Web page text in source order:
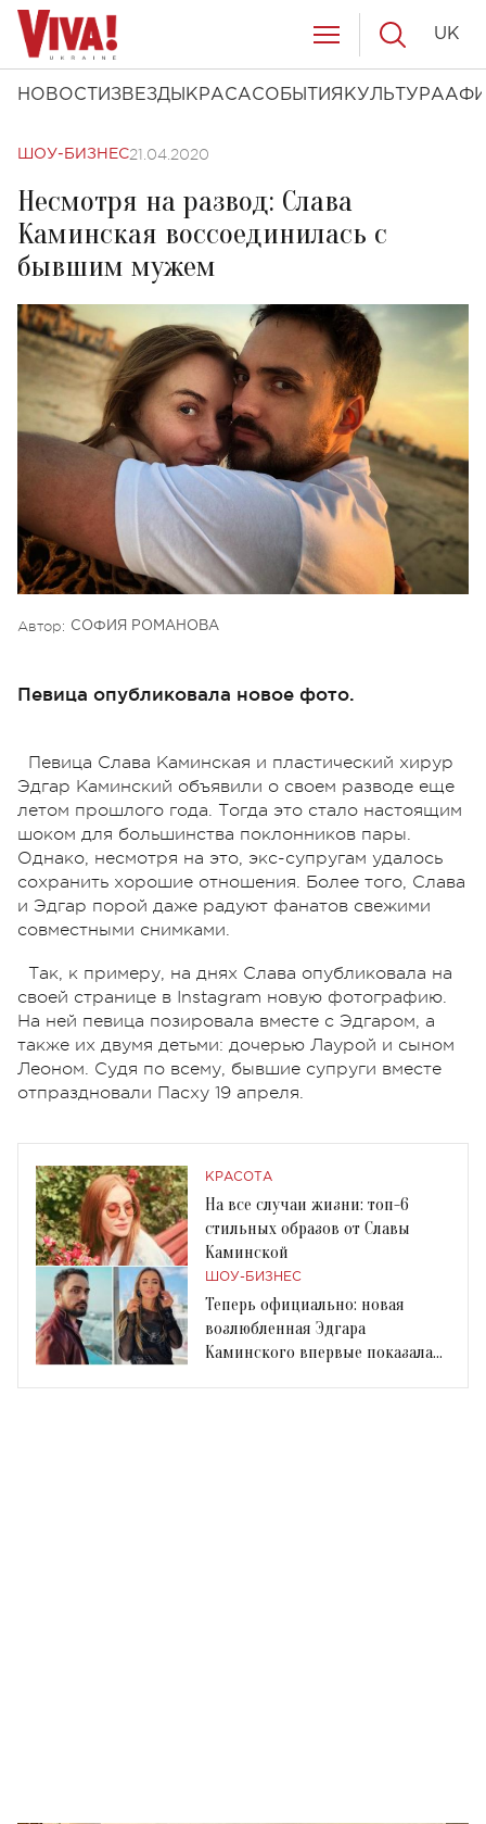
НОВОСТИ ЗВЕЗДЫ КРАСАСОБЫТИЯ КУЛЬТУРА
UK
ШОУ-БИЗНЕС21.04.2020
Несмотря на развод: Слава
Каминская воссоединилась с
бывшим мужем
Автор: СОФИЯ РОМАНОВА
Певица опубликовала новое фото.
Певица Слава Каминская и пластический хирур
Эдгар Каминский объявили о своем разводе еще
летом прошлого года. Тогда это стало настоящим
шоком для большинства поклонников пары.
Однако, несмотря на это, экс-супругам удалось
сохранить хорошие отношения. Более того, Слава
и Эдгар порой даже радуют фанатов свежими
совместными снимками.
Так, к примеру, на днях Слава опубликовала на
своей странице в Instagram новую фотографию.
На ней певица позировала вместе с Эдгаром, а
также их двумя детьми: дочерью Лаурой и сыном
Леоном. Судя по всему, бывшие супруги вместе
отпраздновали Пасху 19 апреля.
КРАСОТА
На все случаи жизни: топ-6
стильных образов от Славы
Каминской
ШОУ-БИЗНЕС
Теперь официально: новая
возлюбленная Эдгара
Каминского впервые показала